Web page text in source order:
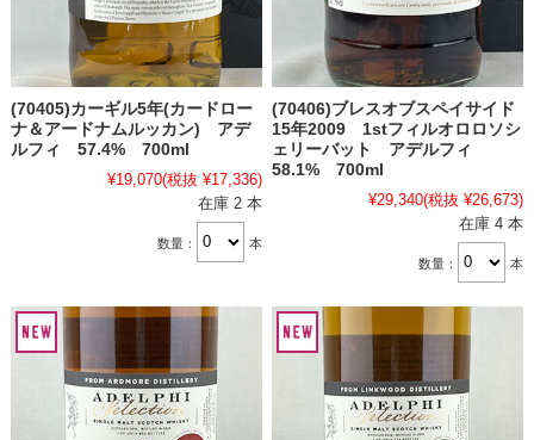
(70405)カーギル5年(カードロー
ナ＆アードナムルッカン) アデ
ルフィ 57.4% 700ml
¥19,070(税抜 ¥17,336)
在庫 2 本
数量： 本
(70406)ブレスオブスペイサイド
15年2009 1stフィルオロロソシ
ェリーバット アデルフィ
58.1% 700ml
¥29,340(税抜 ¥26,673)
在庫 4 本
数量： 本